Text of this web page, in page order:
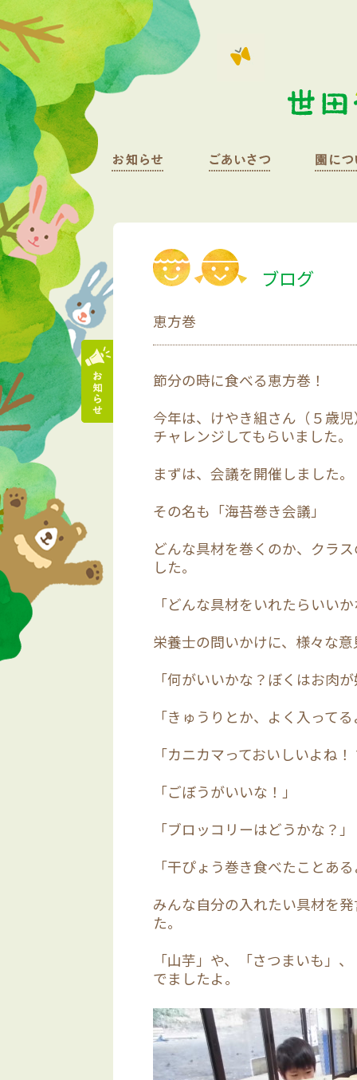
ブログ
恵方巻
節分の時に食べる恵方巻！
今年は、けやき組さん（５歳
チャレンジしてもらいました。
まずは、会議を開催しました。
その名も「海苔巻き会議」
どんな具材を巻くのか、クラ
した。
「どんな具材をいれたらいい
栄養士の問いかけに、様々な
「何がいいかな？ぼくはお肉
「きゅうりとか、よく入って
「カニカマっておいしいよね！
「ごぼうがいいな！」
「ブロッコリーはどうかな？」
「干ぴょう巻き食べたことあ
みんな自分の入れたい具材を
た。
「山芋」や、「さつまいも」
でましたよ。